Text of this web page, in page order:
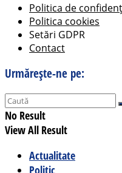
Politica de
Politica cookies
Setări GDPR
Contact
Urmărește-ne pe:
No Result
View All Result
Actualitate
Politic